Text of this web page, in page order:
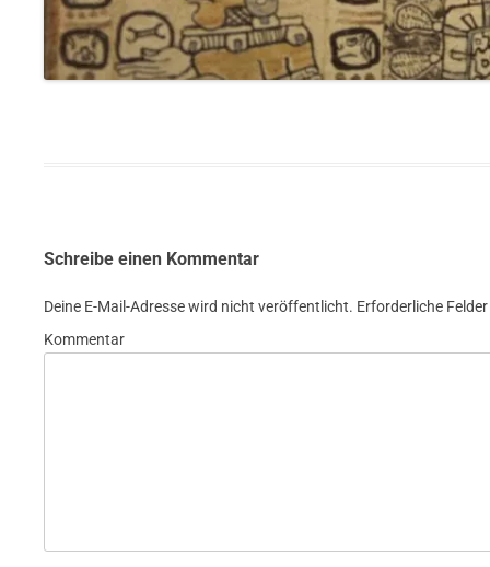
Schreibe einen Kommentar
Deine E-Mail-Adresse wird nicht veröffentlicht. Erforderliche
Kommentar